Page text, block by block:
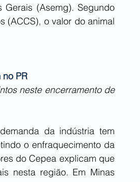
(Asemg). Segundo
(ACCS), o valor do animal
PR
neste encerramento de
da indústria tem
o enfraquecimento da
do Cepea explicam que
nesta região. Em Minas